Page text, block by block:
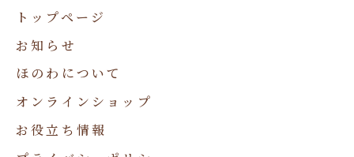
トップページ
お知らせ
ほのわについて
オンラインショップ
お役立ち情報